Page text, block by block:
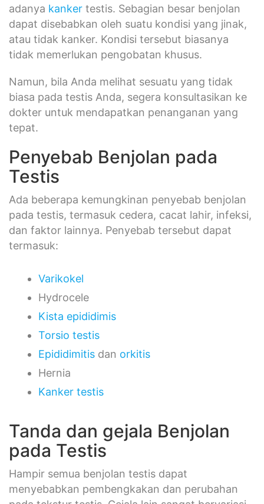
adanya kanker testis. Sebagian besar benjolan
dapat disebabkan oleh suatu kondisi yang jinak,
atau tidak kanker. Kondisi tersebut biasanya
tidak memerlukan pengobatan khusus.
Namun, bila Anda melihat sesuatu yang tidak
biasa pada testis Anda, segera konsultasikan ke
dokter untuk mendapatkan penanganan yang
tepat.
Penyebab Benjolan pada
Testis
Ada beberapa kemungkinan penyebab benjolan
pada testis, termasuk cedera, cacat lahir, infeksi,
dan faktor lainnya. Penyebab tersebut dapat
termasuk:
Varikokel
Hydrocele
Kista epididimis
Torsio testis
Epididimitis dan orkitis
Hernia
Kanker testis
Tanda dan gejala Benjolan
pada Testis
Hampir semua benjolan testis dapat
menyebabkan pembengkakan dan perubahan